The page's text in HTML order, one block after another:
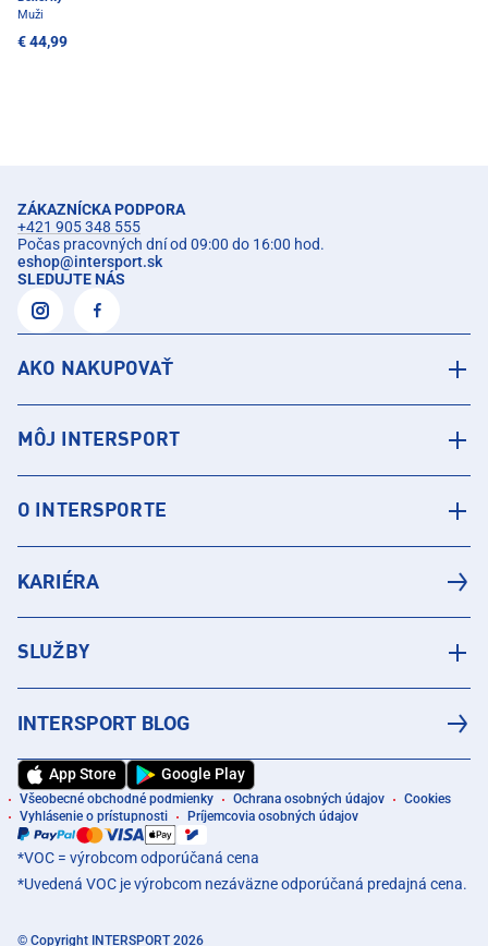
Muži
€ 44,99
ZÁKAZNÍCKA PODPORA
+421 905 348 555
Počas pracovných dní od 09:00 do 16:00 hod.
eshop@intersport.sk
SLEDUJTE NÁS
AKO NAKUPOVAŤ
MÔJ INTERSPORT
O INTERSPORTE
KARIÉRA
SLUŽBY
INTERSPORT BLOG
App Store Google Play
Všeobecné obchodné podmienky Ochrana osobných údajov
Cookies
Vyhlásenie o prístupnosti
Príjemcovia osobných údajov
*VOC = výrobcom odporúčaná cena
*Uvedená VOC je výrobcom nezáväzne odporúčaná predajná cena.
© Copyright INTERSPORT 2026